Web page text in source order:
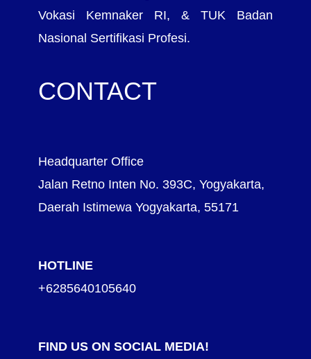
Vokasi Kemnaker RI, & TUK Badan
Nasional Sertifikasi Profesi.
CONTACT
Headquarter Office
Jalan Retno Inten No. 393C, Yogyakarta,
Daerah Istimewa Yogyakarta, 55171
HOTLINE
+6285640105640
FIND US ON SOCIAL MEDIA!